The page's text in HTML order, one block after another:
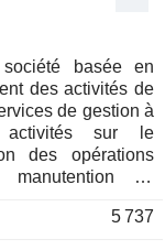
basée en
des activités de
de gestion à
sur le
des opérations
de
des services
5 737